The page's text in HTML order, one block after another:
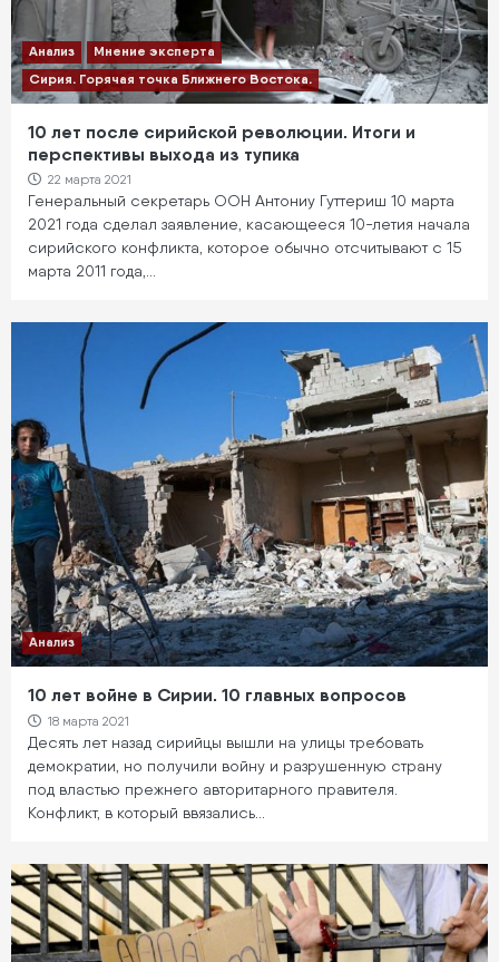
Анализ
Мнение эксперта
Сирия. Горячая точка Ближнего Востока.
10 лет после сирийской революции. Итоги и
перспективы выхода из тупика
22 марта 2021
Генеральный секретарь ООН Антониу Гуттериш 10 марта
2021 года сделал заявление, касающееся 10-летия начала
сирийского конфликта, которое обычно отсчитывают с 15
марта 2011 года,…
Анализ
10 лет войне в Сирии. 10 главных вопросов
18 марта 2021
Десять лет назад сирийцы вышли на улицы требовать
демократии, но получили войну и разрушенную страну
под властью прежнего авторитарного правителя.
Конфликт, в который ввязались…